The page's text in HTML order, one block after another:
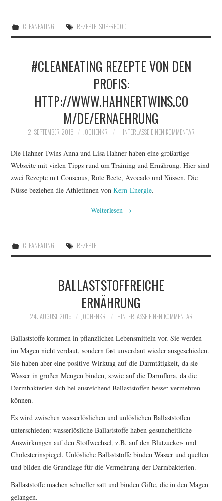
CLEANEATING REZEPTE, SUPERFOOD
#CLEANEATING REZEPTE VON DEN
PROFIS:
HTTP://WWW.HAHNERTWINS.CO
M/DE/ERNAEHRUNG
2. SEPTEMBER 2015 JOCHENKR HINTERLASSE EINEN KOMMENTAR
Die Hahner-Twins Anna und Lisa Hahner haben eine großartige
Webseite mit vielen Tipps rund um Training und Ernährung. Hier sind
zwei Rezepte mit Couscous, Rote Beete, Avocado und Nüssen. Die
Nüsse beziehen die Athletinnen vonKern-Energie.
Weiterlesen →
CLEANEATING REZEPTE
BALLASTSTOFFREICHE
ERNÄHRUNG
24. AUGUST 2015 JOCHENKR HINTERLASSE EINEN KOMMENTAR
Ballaststoffe kommen in pflanzlichen Lebensmitteln vor. Sie werden
im Magen nicht verdaut, sondern fast unverdaut wieder ausgeschieden.
Sie haben aber eine positive Wirkung auf die Darmtätigkeit, da sie
Wasser in großen Mengen binden, sowie auf die Darmflora, da die
Darmbakterien sich bei ausreichend Ballaststoffen besser vermehren
können.
Es wird zwischen wasserlöslichen und unlöslichen Ballaststoffen
unterschieden: wasserlösliche Ballaststoffe haben gesundheitliche
Auswirkungen auf den Stoffwechsel, z.B. auf den Blutzucker- und
Cholesterinspiegel. Unlösliche Ballaststoffe binden Wasser und quellen
und bilden die Grundlage für die Vermehrung der Darmbakterien.
Ballaststoffe machen schneller satt und binden Gifte, die in den Magen
gelangen.